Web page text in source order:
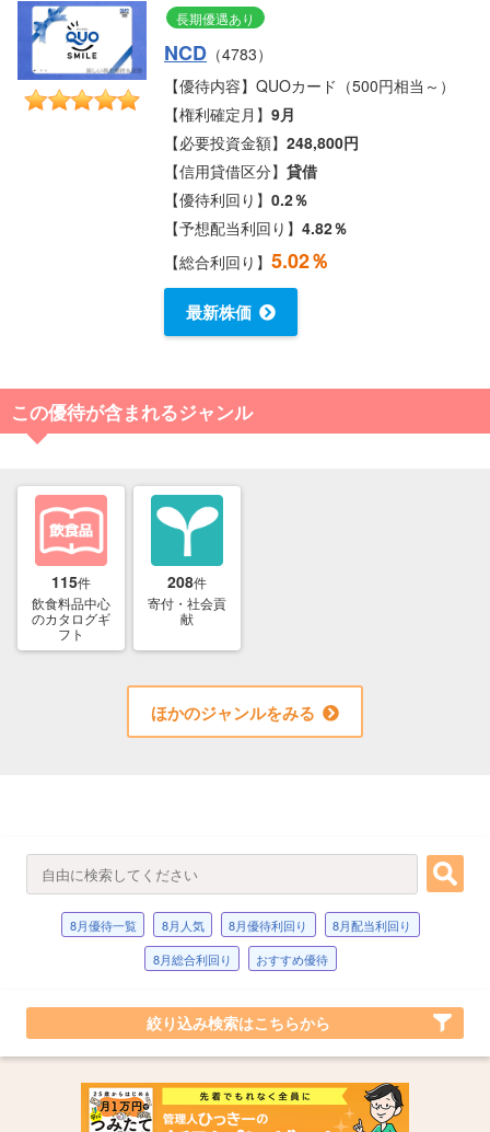
長期優遇あり
NCD （4783）
【優待内容】QUOカード（500円相当～）
【権利確定月】9月
【必要投資金額】248,800円
【信用貸借区分】貸借
【優待利回り】0.2％
【予想配当利回り】4.82％
【総合利回り】5.02％
最新株価
この優待が含まれるジャンル
115件
飲食料品中心
のカタログギ
フト
208件
寄付・社会貢
献
ほかのジャンルをみる
8月優待一覧 8月人気 8月優待利回り
8月配当利回り
8月総合利回り
おすすめ優待
絞り込み検索はこちらから